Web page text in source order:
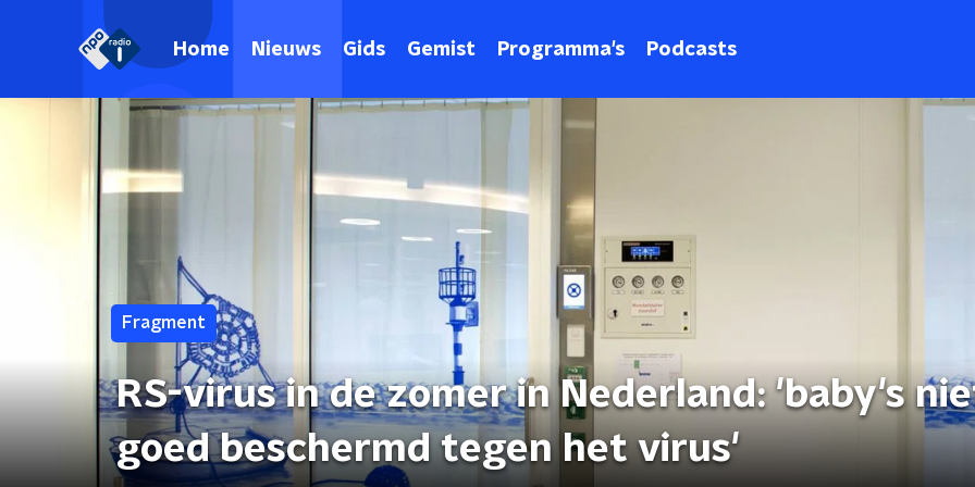
Home Nieuws Gids Gemist Programma's Podcasts
Fragment
RS-virus in de zomer in Nederland: 'baby's
goed beschermd tegen het virus'